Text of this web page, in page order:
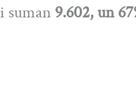
suman 9.602, un